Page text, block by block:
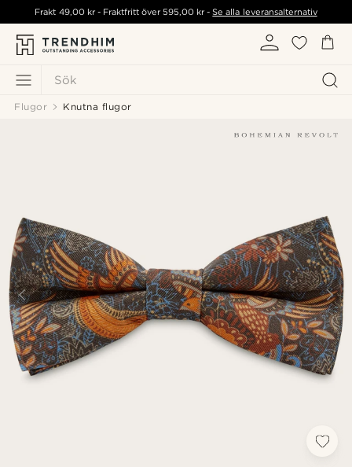
Sök
Frakt 49,00 kr- Fraktfritt över595,00 kr -Se alla leveransalternativ
Flugor Knutna flugor